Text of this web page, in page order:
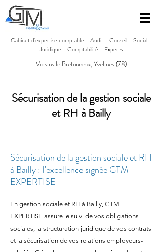
Cabinet d'expertise comptable - Audit - Conseil - Social -
Juridique - Comptabilité - Experts
Voisins le Bretonneux, Yvelines (78)
Sécurisation de la gestion sociale
et RH à Bailly
Sécurisation de la gestion sociale et RH
à Bailly : l'excellence signée GTM
EXPERTISE
En gestion sociale et RH à Bailly, GTM
EXPERTISE assure le suivi de vos obligations
sociales, la structuration juridique de vos contrats
et la sécurisation de vos relations employeurs-